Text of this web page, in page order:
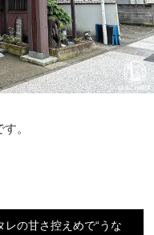
。
レの甘さ控えめで“うな